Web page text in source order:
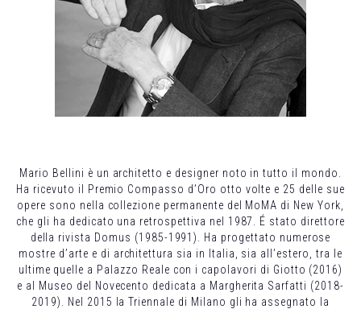
Mario Bellini è un architetto e designer noto in tutto il mondo.
Ha ricevuto il Premio Compasso d’Oro otto volte e 25 delle sue
opere sono nella collezione permanente del MoMA di New York,
che gli ha dedicato una retrospettiva nel 1987. É stato direttore
della rivista Domus (1985-1991). Ha progettato numerose
mostre d’arte e di architettura sia in Italia, sia all’estero, tra le
ultime quelle a Palazzo Reale con i capolavori di Giotto (2016)
e al Museo del Novecento dedicata a Margherita Sarfatti (2018-
2019). Nel 2015 la Triennale di Milano gli ha assegnato la